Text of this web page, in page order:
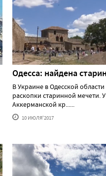
Одесса: найдена
В Украине в Одесской
раскопки старинной мечети.
Аккерманской кр......
10 ИЮЛЯ'2017